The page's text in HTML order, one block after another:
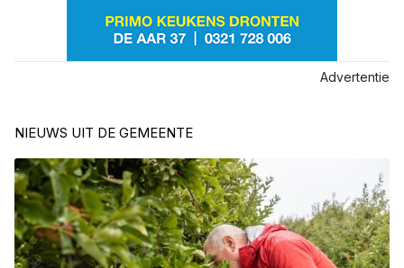
Advertentie
NIEUWS UIT DE GEMEENTE